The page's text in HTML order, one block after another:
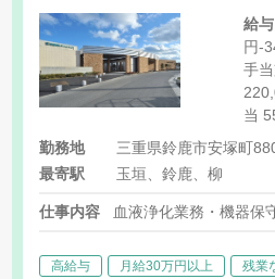
給与
円-
手
当
他
限
あり
勤務地
三重県鈴鹿市安塚町
最寄駅
玉垣、鈴鹿、柳
仕事内容 血液浄化業務・機器保
高給与 月給30万円以上
残業